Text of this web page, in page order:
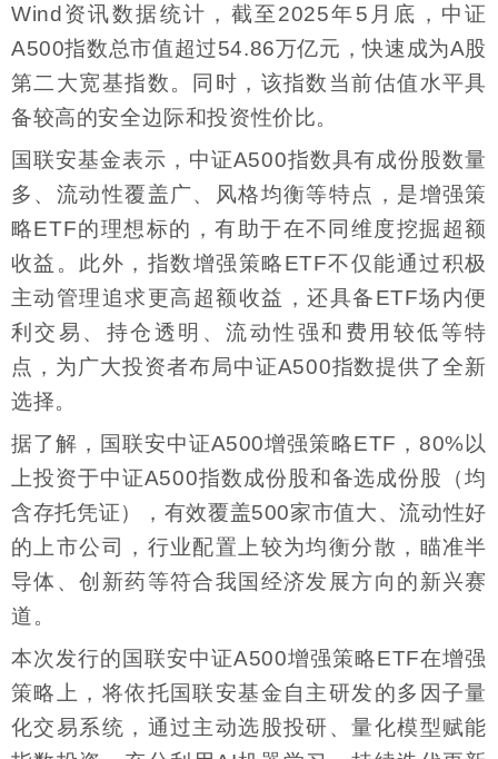
Wind资讯数据统计，截至2025年5月底，中证
A500指数总市值超过54.86万亿元，快速成为A股
第二大宽基指数。同时，该指数当前估值水平具
备较高的安全边际和投资性价比。
国联安基金表示，中证A500指数具有成份股数量
多、流动性覆盖广、风格均衡等特点，是增强策
略ETF的理想标的，有助于在不同维度挖掘超额
收益。此外，指数增强策略ETF不仅能通过积极
主动管理追求更高超额收益，还具备ETF场内便
利交易、持仓透明、流动性强和费用较低等特
点，为广大投资者布局中证A500指数提供了全新
选择。
据了解，国联安中证A500增强策略ETF，80%以
上投资于中证A500指数成份股和备选成份股（均
含存托凭证），有效覆盖500家市值大、流动性好
的上市公司，行业配置上较为均衡分散，瞄准半
导体、创新药等符合我国经济发展方向的新兴赛
道。
本次发行的国联安中证A500增强策略ETF在增强
策略上，将依托国联安基金自主研发的多因子量
化交易系统，通过主动选股投研、量化模型赋能